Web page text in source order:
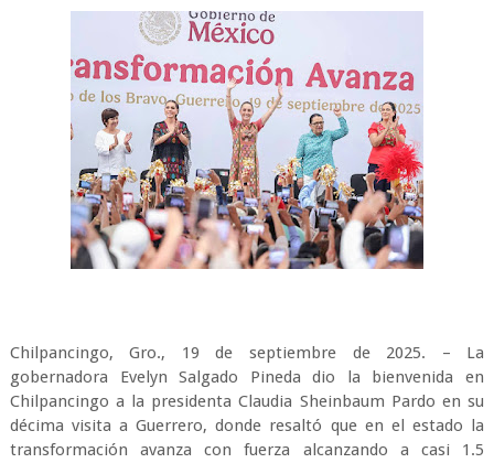
Chilpancingo, Gro., 19 de septiembre de 2025. – La
gobernadora Evelyn Salgado Pineda dio la bienvenida en
Chilpancingo a la presidenta Claudia Sheinbaum Pardo en su
décima visita a Guerrero, donde resaltó que en el estado la
transformación avanza con fuerza alcanzando a casi 1.5